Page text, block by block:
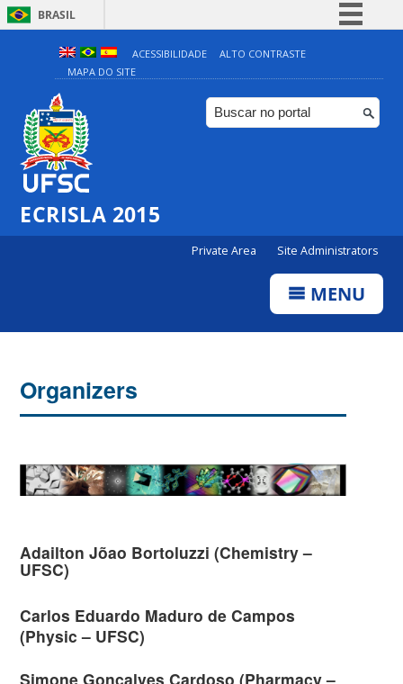
BRASIL
Simplifique!
Comunica BR
Participe
ACESSIBILIDADE
ALTO CONTRASTE
MAPA DO SITE
ECRISLA 2015
Private Area Site Administrators
MENU
Organizers
Adailton Jõao Bortoluzzi (Chemistry –
UFSC)
Carlos Eduardo Maduro de Campos
(Physic – UFSC)
Simone Gonçalves Cardoso (Pharmacy –